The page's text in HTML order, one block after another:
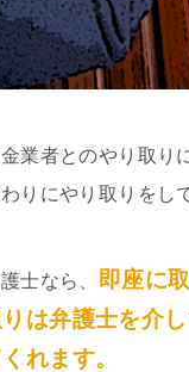
業者とのやり取り
りにやり取りをし
士なら、 即座に
は弁護士を介
れます。